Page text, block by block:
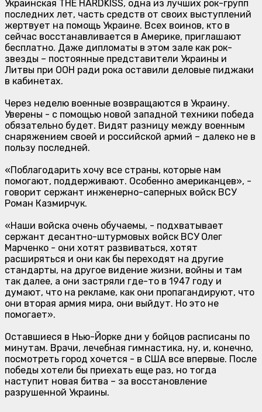
Украинская THE HARDKISS, одна из лучших рок-групп
последних лет, часть средств от своих выступлений
жертвует на помощь Украине. Всех воинов, кто в
сейчас восстанавливается в Америке, приглашают
бесплатно. Даже дипломаты в этом зале как рок-
звезды – постоянные представители Украины и
Литвы при ООН ради рока оставили деловые пиджаки
в кабинетах.
Через неделю военные возвращаются в Украину.
Уверены - с помощью новой западной техники победа
обязательно будет. Видят разницу между военным
снаряжением своей и российской армий – далеко не в
пользу последней.
«Поблагодарить хочу все страны, которые нам
помогают, поддерживают. Особенно американцев», -
говорит сержант инженерно-саперных войск ВСУ
Роман Казмирчук.
«Наши войска очень обучаемы, - подхватывает
сержант десантно-штурмовых войск ВСУ Олег
Марченко - они хотят развиваться, хотят
расширяться и они как бы переходят на другие
стандарты, на другое видение жизни, войны и там
так далее, а они застряли где-то в 1947 году и
думают, что на рекламе, как они пропагандируют, что
они вторая армия мира, они выйдут. Но это не
помогает».
Оставшиеся в Нью-Йорке дни у бойцов расписаны по
минутам. Врачи, лечебная гимнастика, ну, и, конечно,
посмотреть город хочется - в США все впервые. После
победы хотели бы приехать еще раз, но тогда
наступит новая битва – за восстановление
разрушенной Украины.